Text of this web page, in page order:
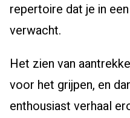
repertoire dat je in
verwacht.
Het zien van
voor het grijpen, en
enthousiast verhaal